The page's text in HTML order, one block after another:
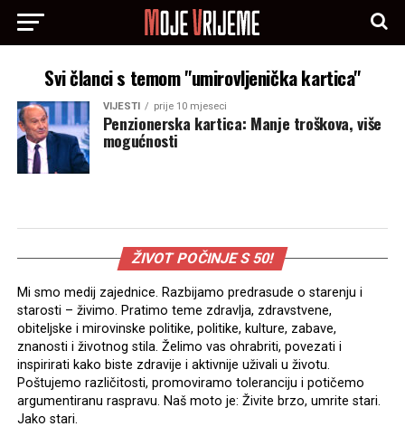
Svi članci s temom "umirovljenička kartica"
VIJESTI prije 10 mjeseci
Penzionerska kartica: Manje troškova, više
mogućnosti
ŽIVOT POČINJE S 50!
Mi smo medij zajednice. Razbijamo predrasude o starenju i
starosti – živimo. Pratimo teme zdravlja, zdravstvene,
obiteljske i mirovinske politike, politike, kulture, zabave,
znanosti i životnog stila. Želimo vas ohrabriti, povezati i
inspirirati kako biste zdravije i aktivnije uživali u životu.
Poštujemo različitosti, promoviramo toleranciju i potičemo
argumentiranu raspravu. Naš moto je: Živite brzo, umrite stari.
Jako stari.